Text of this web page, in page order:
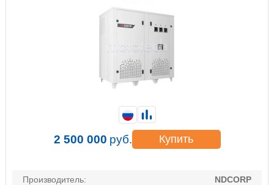
Производитель:
NDCORP
2 500 000 руб. Купить